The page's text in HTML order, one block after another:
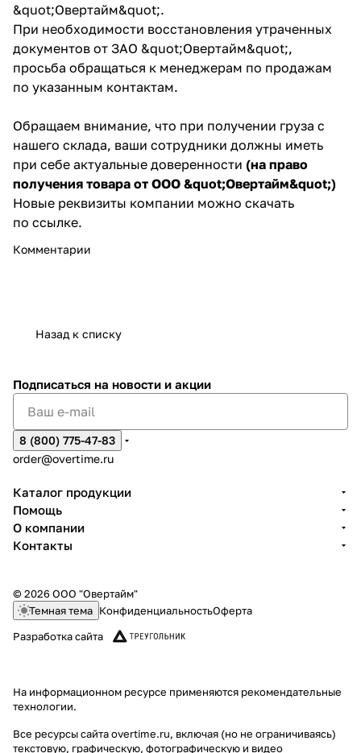
&quot;Овертайм&quot;.
При необходимости восстановления утраченных
документов от ЗАО &quot;Овертайм&quot;,
просьба обращаться к менеджерам по продажам
по указанным контактам.
Обращаем внимание, что при получении груза с
нашего склада, ваши сотрудники должны иметь
при себе актуальные доверенности (на право
получения товара от ООО &quot;Овертайм&quot;)
Новые реквизиты компании можно скачать
по ссылке.
Комментарии
Назад к списку
Подписаться на новости и акции
8 (800) 775-47-83
order@overtime.ru
Каталог продукции
Помощь
О компании
Контакты
© 2026 ООО "Овертайм"
Темная тема КонфиденциальностьОферта
Разработка сайта
На информационном ресурсе применяются рекомендательные
технологии.
Все ресурсы сайта overtime.ru, включая (но не ограничиваясь)
текстовую, графическую, фотографическую и видео